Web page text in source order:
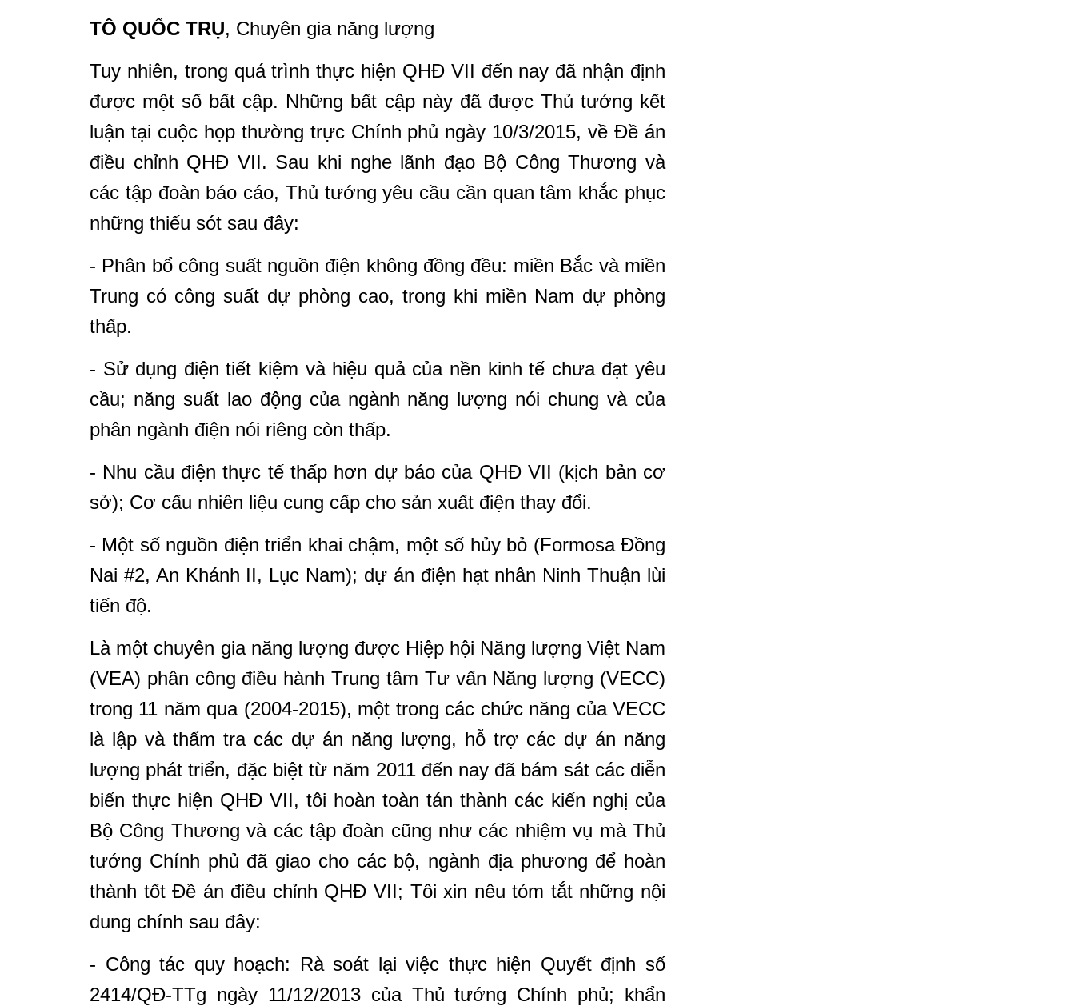
TÔ QUỐC TRỤ, Chuyên gia năng lượng
Tuy nhiên, trong quá trình thực hiện QHĐ VII đến nay đã nhận định
được một số bất cập. Những bất cập này đã được Thủ tướng kết
luận tại cuộc họp thường trực Chính phủ ngày 10/3/2015, về Đề án
điều chỉnh QHĐ VII. Sau khi nghe lãnh đạo Bộ Công Thương và
các tập đoàn báo cáo, Thủ tướng yêu cầu cần quan tâm khắc phục
những thiếu sót sau đây:
- Phân bổ công suất nguồn điện không đồng đều: miền Bắc và miền
Trung có công suất dự phòng cao, trong khi miền Nam dự phòng
thấp.
- Sử dụng điện tiết kiệm và hiệu quả của nền kinh tế chưa đạt yêu
cầu; năng suất lao động của ngành năng lượng nói chung và của
phân ngành điện nói riêng còn thấp.
- Nhu cầu điện thực tế thấp hơn dự báo của QHĐ VII (kịch bản cơ
sở); Cơ cấu nhiên liệu cung cấp cho sản xuất điện thay đổi.
- Một số nguồn điện triển khai chậm, một số hủy bỏ (Formosa Đồng
Nai #2, An Khánh II, Lục Nam); dự án điện hạt nhân Ninh Thuận lùi
tiến độ.
Là một chuyên gia năng lượng được Hiệp hội Năng lượng Việt Nam
(VEA) phân công điều hành Trung tâm Tư vấn Năng lượng (VECC)
trong 11 năm qua (2004-2015), một trong các chức năng của VECC
là lập và thẩm tra các dự án năng lượng, hỗ trợ các dự án năng
lượng phát triển, đặc biệt từ năm 2011 đến nay đã bám sát các diễn
biến thực hiện QHĐ VII, tôi hoàn toàn tán thành các kiến nghị của
Bộ Công Thương và các tập đoàn cũng như các nhiệm vụ mà Thủ
tướng Chính phủ đã giao cho các bộ, ngành địa phương để hoàn
thành tốt Đề án điều chỉnh QHĐ VII; Tôi xin nêu tóm tắt những nội
dung chính sau đây:
- Công tác quy hoạch: Rà soát lại việc thực hiện Quyết định số
2414/QĐ-TTg ngày 11/12/2013 của Thủ tướng Chính phủ; khẩn